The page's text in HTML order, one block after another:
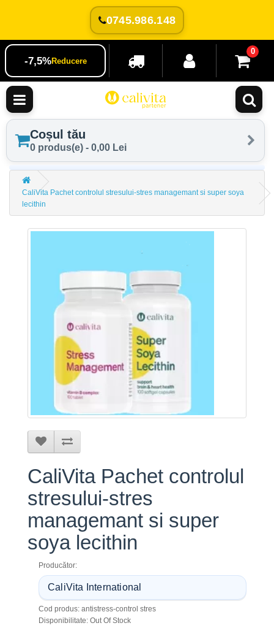
0745.986.148
-7,5%Reducere
0
Coșul tău
0 produs(e) - 0,00 Lei
CaliVita Pachet controlul stresului-stres managemant si super soya
lecithin
CaliVita Pachet controlul
stresului-stres
managemant si super
soya lecithin
Producător:
CaliVita International
Cod produs: antistress-control stres
Disponibilitate: Out Of Stock